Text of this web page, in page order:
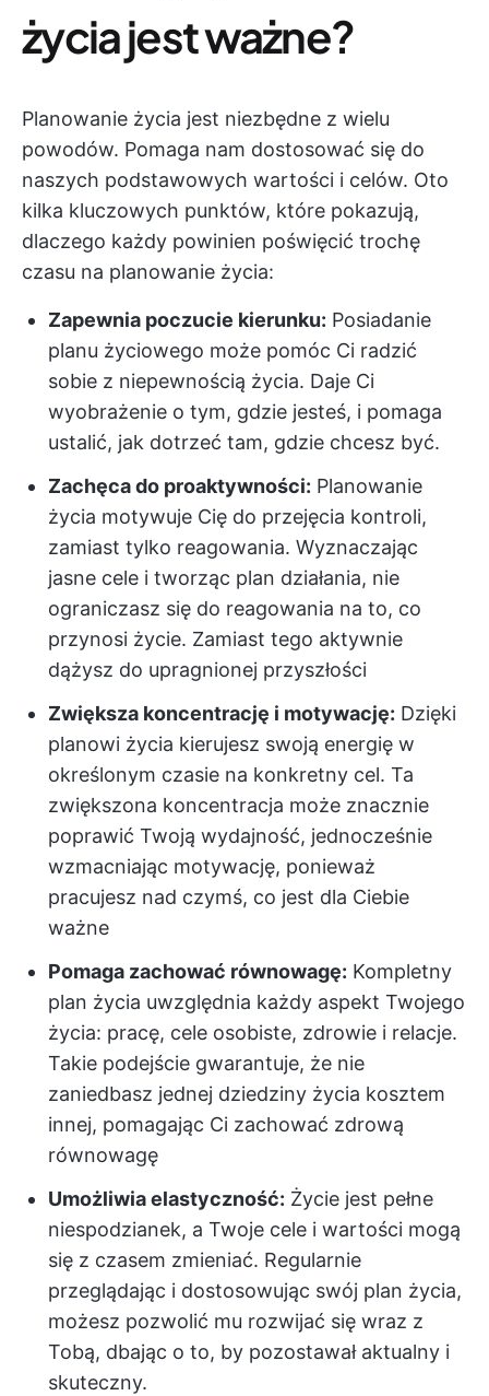
życia jest ważne?
Planowanie życia jest niezbędne z wielu
powodów. Pomaga nam dostosować się do
naszych podstawowych wartości i celów. Oto
kilka kluczowych punktów, które pokazują,
dlaczego każdy powinien poświęcić trochę
czasu na planowanie życia:
Zapewnia poczucie kierunku: Posiadanie
planu życiowego może pomóc Ci radzić
sobie z niepewnością życia. Daje Ci
wyobrażenie o tym, gdzie jesteś, i pomaga
ustalić, jak dotrzeć tam, gdzie chcesz być.
Zachęca do proaktywności: Planowanie
życia motywuje Cię do przejęcia kontroli,
zamiast tylko reagowania. Wyznaczając
jasne cele i tworząc plan działania, nie
ograniczasz się do reagowania na to, co
przynosi życie. Zamiast tego aktywnie
dążysz do upragnionej przyszłości
Zwiększa koncentrację i motywację: Dzięki
planowi życia kierujesz swoją energię w
określonym czasie na konkretny cel. Ta
zwiększona koncentracja może znacznie
poprawić Twoją wydajność, jednocześnie
wzmacniając motywację, ponieważ
pracujesz nad czymś, co jest dla Ciebie
ważne
Pomaga zachować równowagę: Kompletny
plan życia uwzględnia każdy aspekt Twojego
życia: pracę, cele osobiste, zdrowie i relacje.
Takie podejście gwarantuje, że nie
zaniedbasz jednej dziedziny życia kosztem
innej, pomagając Ci zachować zdrową
równowagę
Umożliwia elastyczność: Życie jest pełne
niespodzianek, a Twoje cele i wartości mogą
się z czasem zmieniać. Regularnie
przeglądając i dostosowując swój plan życia,
możesz pozwolić mu rozwijać się wraz z
Tobą, dbając o to, by pozostawał aktualny i
skuteczny.